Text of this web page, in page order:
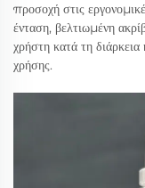
προσοχή στις
ένταση, βελτιωμένη
χρήστη κατά τη
χρήσης.